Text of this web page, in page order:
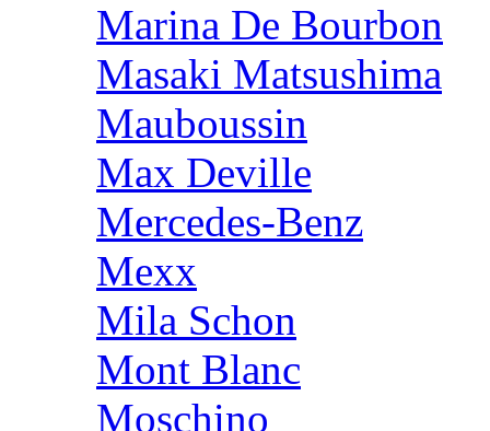
Marina De Bourbon
Masaki Matsushima
Mauboussin
Max Deville
Mercedes-Benz
Mexx
Mila Schon
Mont Blanc
Moschino